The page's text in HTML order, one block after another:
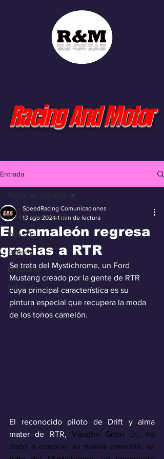
Racing And Motor
Entrada
Todas las entradas
Industria
Deporte
Especiales
Industra
Todas las entradas
El camaleón regresa
gracias a RTR
SpeedRacing Comunicaciones
13 ago 2024 1 min de lectura
Se trata del Mystichrome, un Ford
Mustang creado por la gente de RTR
cuya principal característica es su
pintura especial que recupera la moda
de los tonos camelón.
El reconocido piloto de Drift y alma
mater de RTR, Vaughn Gittin Jr., ha
dado a conocer su nueva creación, se